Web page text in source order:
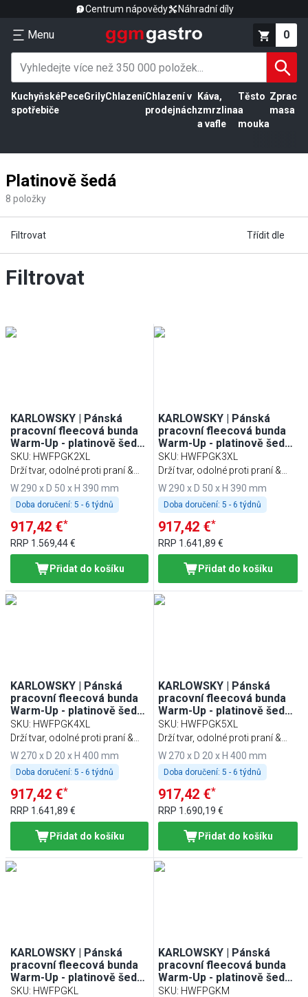
Centrum nápovědy Náhradní díly
Menu 0
Kuchyňské
spotřebiče
PeceGrilyChlazeníChlazení v
prodejnách
Káva,
zmrzlina
a vafle
Těsto
a
mouka
masa
Platinově šedá
8 položky
Filtrovat Třídit dle
Filtrovat
KARLOWSKY | Pánská
pracovní fleecová bunda
Warm-Up - platinově šedá
- velikost: XXL
SKU: HWFPGK2XL
Drží tvar, odolné proti praní &
udržitelné
W 290 x D 50 x H 390 mm
Doba doručení: 5 - 6 týdnů
917,42 €*
RRP 1.569,44 €
Přidat do košíku
KARLOWSKY | Pánská
pracovní fleecová bunda
Warm-Up - platinově šedá
- velikost: 3XL
SKU: HWFPGK3XL
Drží tvar, odolné proti praní &
udržitelné
W 290 x D 50 x H 390 mm
Doba doručení: 5 - 6 týdnů
917,42 €*
RRP 1.641,89 €
Přidat do košíku
KARLOWSKY | Pánská
pracovní fleecová bunda
Warm-Up - platinově šedá
- velikost: 4XL
SKU: HWFPGK4XL
Drží tvar, odolné proti praní &
udržitelné
W 270 x D 20 x H 400 mm
Doba doručení: 5 - 6 týdnů
917,42 €*
RRP 1.641,89 €
Přidat do košíku
KARLOWSKY | Pánská
pracovní fleecová bunda
Warm-Up - platinově šedá
- velikost: 5XL
SKU: HWFPGK5XL
Drží tvar, odolné proti praní &
udržitelné
W 270 x D 20 x H 400 mm
Doba doručení: 5 - 6 týdnů
917,42 €*
RRP 1.690,19 €
Přidat do košíku
KARLOWSKY | Pánská
pracovní fleecová bunda
Warm-Up - platinově šedá
- velikost: L
SKU: HWFPGKL
KARLOWSKY | Pánská
pracovní fleecová bunda
Warm-Up - platinově šedá
- velikost: M
SKU: HWFPGKM